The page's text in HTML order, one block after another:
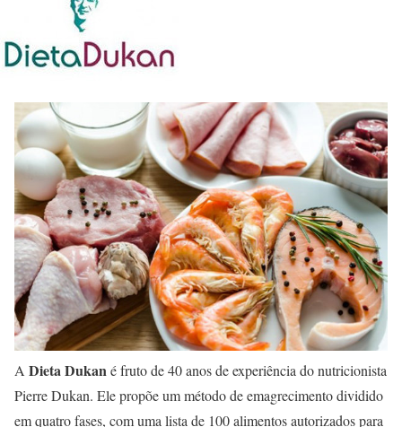
A Dieta Dukané fruto de 40 anos de experiência do nutricionista
Pierre Dukan. Ele propõe um método de emagrecimento dividido
em quatro fases, com uma lista de 100 alimentos autorizados para